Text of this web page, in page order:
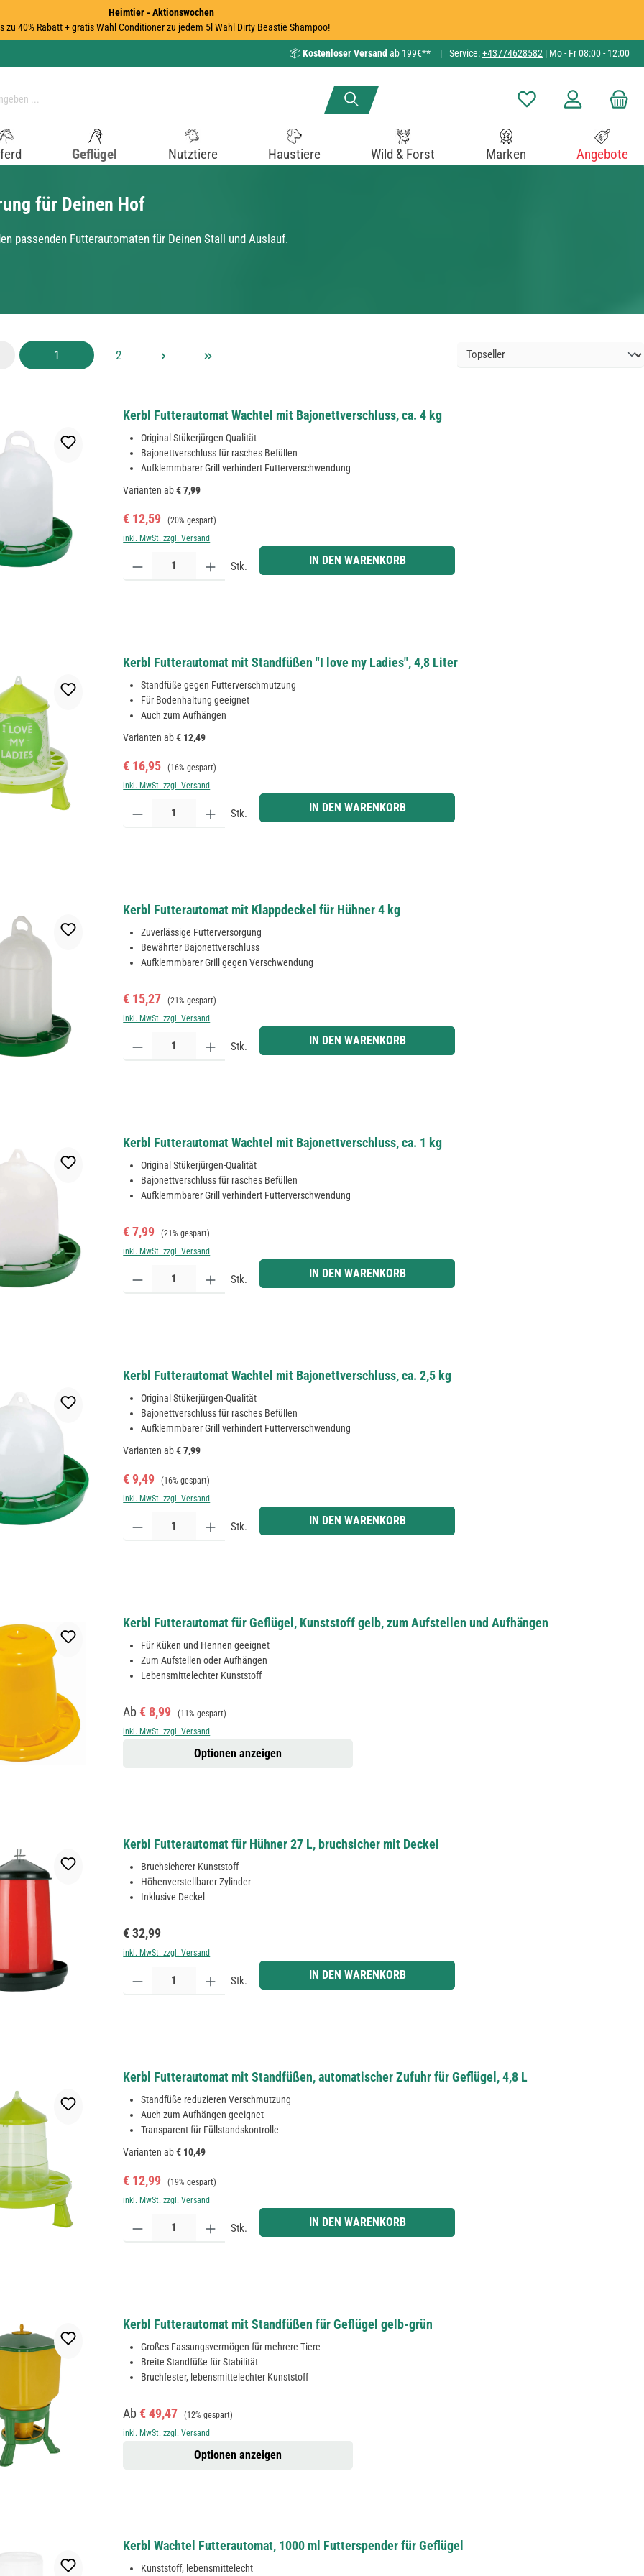
Heimtier - Aktionswochen
zu 40% Rabatt + gratis Wahl Conditioner zu jedem 5l Wahl Dirty Beastie Shampoo!
📦Kostenloser Versand ab 199€** | Service:+43774628582 | Mo - Fr 08:00 - 12:00
Du hast 0 Produkte auf
Geflügel Nutztiere Haustiere Wild & Forst Marken Angebote
für Deinen Hof
passenden Futterautomaten für Deinen Stall und Auslauf.
Seite
1 Seite
2
Kerbl Futterautomat Wachtel mit Bajonettverschluss, ca. 4 kg
Original Stükerjürgen-Qualität
Bajonettverschluss für rasches Befüllen
Aufklemmbarer Grill verhindert Futterverschwendung
Varianten ab€ 7,99
Verkaufspreis:
€ 12,59 Regulärer Preis:
(20% gespart)
inkl. MwSt. zzgl. Versand
Produkt Anzahl: Gib den gewünschten Wert ein oder benutze die Schaltflächen um die Anzahl zu erhöhen oder zu reduzieren.
Stk. IN DEN WARENKORB
Kerbl Futterautomat mit Standfüßen "I love my Ladies", 4,8 Liter
Standfüße gegen Futterverschmutzung
Für Bodenhaltung geeignet
Auch zum Aufhängen
Varianten ab€ 12,49
Verkaufspreis:
€ 16,95 Regulärer Preis:
(16% gespart)
inkl. MwSt. zzgl. Versand
Produkt Anzahl: Gib den gewünschten Wert ein oder benutze die Schaltflächen um die Anzahl zu erhöhen oder zu reduzieren.
Stk. IN DEN WARENKORB
Kerbl Futterautomat mit Klappdeckel für Hühner 4 kg
Zuverlässige Futterversorgung
Bewährter Bajonettverschluss
Aufklemmbarer Grill gegen Verschwendung
Verkaufspreis:
€ 15,27 Regulärer Preis:
(21% gespart)
inkl. MwSt. zzgl. Versand
Produkt Anzahl: Gib den gewünschten Wert ein oder benutze die Schaltflächen um die Anzahl zu erhöhen oder zu reduzieren.
Stk. IN DEN WARENKORB
Kerbl Futterautomat Wachtel mit Bajonettverschluss, ca. 1 kg
Original Stükerjürgen-Qualität
Bajonettverschluss für rasches Befüllen
Aufklemmbarer Grill verhindert Futterverschwendung
Verkaufspreis:
€ 7,99 Regulärer Preis:
(21% gespart)
inkl. MwSt. zzgl. Versand
Produkt Anzahl: Gib den gewünschten Wert ein oder benutze die Schaltflächen um die Anzahl zu erhöhen oder zu reduzieren.
Stk. IN DEN WARENKORB
Kerbl Futterautomat Wachtel mit Bajonettverschluss, ca. 2,5 kg
Original Stükerjürgen-Qualität
Bajonettverschluss für rasches Befüllen
Aufklemmbarer Grill verhindert Futterverschwendung
Varianten ab€ 7,99
Verkaufspreis:
€ 9,49 Regulärer Preis:
(16% gespart)
inkl. MwSt. zzgl. Versand
Produkt Anzahl: Gib den gewünschten Wert ein oder benutze die Schaltflächen um die Anzahl zu erhöhen oder zu reduzieren.
Stk. IN DEN WARENKORB
Kerbl Futterautomat für Geflügel, Kunststoff gelb, zum Aufstellen und Aufhängen
Für Küken und Hennen geeignet
Zum Aufstellen oder Aufhängen
Lebensmittelechter Kunststoff
Verkaufspreis:
Ab € 8,99 Regulärer Preis:
(11% gespart)
inkl. MwSt. zzgl. Versand
Optionen anzeigen
Kerbl Futterautomat für Hühner 27 L, bruchsicher mit Deckel
Bruchsicherer Kunststoff
Höhenverstellbarer Zylinder
Inklusive Deckel
Regulärer Preis:
€ 32,99
inkl. MwSt. zzgl. Versand
Produkt Anzahl: Gib den gewünschten Wert ein oder benutze die Schaltflächen um die Anzahl zu erhöhen oder zu reduzieren.
Stk. IN DEN WARENKORB
Kerbl Futterautomat mit Standfüßen, automatischer Zufuhr für Geflügel, 4,8 L
Standfüße reduzieren Verschmutzung
Auch zum Aufhängen geeignet
Transparent für Füllstandskontrolle
Varianten ab€ 10,49
Verkaufspreis:
€ 12,99 Regulärer Preis:
(19% gespart)
inkl. MwSt. zzgl. Versand
Produkt Anzahl: Gib den gewünschten Wert ein oder benutze die Schaltflächen um die Anzahl zu erhöhen oder zu reduzieren.
Stk. IN DEN WARENKORB
Kerbl Futterautomat mit Standfüßen für Geflügel gelb-grün
Großes Fassungsvermögen für mehrere Tiere
Breite Standfüße für Stabilität
Bruchfester, lebensmittelechter Kunststoff
Verkaufspreis:
Ab € 49,47 Regulärer Preis:
(12% gespart)
inkl. MwSt. zzgl. Versand
Optionen anzeigen
Kerbl Wachtel Futterautomat, 1000 ml Futterspender für Geflügel
Kunststoff, lebensmittelecht